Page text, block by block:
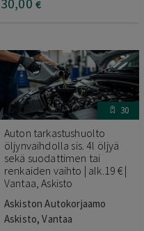
€
30
Auton tarkastushuolto
öljynvaihdolla sis. 4l öljyä
sekä suodattimen tai
renkaiden vaihto | alk.19 € |
Vantaa, Askisto
Askiston Autokorjaamo
Askisto, Vantaa